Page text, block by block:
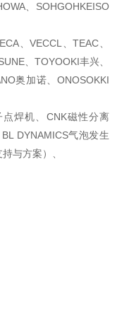
、SOHGOHKEISO
、VECCL、TEAC、
、TOYOOKI丰兴、
奥加诺、ONOSOKKI
焊机、CNK磁性分离
DYNAMICS气泡发生
与方案）、